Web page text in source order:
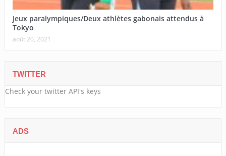
Jeux paralympiques/Deux athlètes gabonais attendus à
Tokyo
août 20, 2021
TWITTER
Check your twitter API's keys
ADS